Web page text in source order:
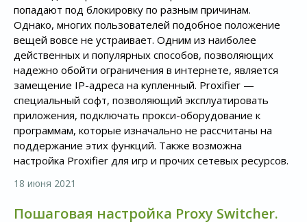
попадают под блокировку по разным причинам.
Однако, многих пользователей подобное положение
вещей вовсе не устраивает. Одним из наиболее
действенных и популярных способов, позволяющих
надежно обойти ограничения в интернете, является
замещение IP-адреса на купленный. Proxifier —
специальный софт, позволяющий эксплуатировать
приложения, подключать прокси-оборудование к
программам, которые изначально не рассчитаны на
поддержание этих функций. Также возможна
настройка Proxifier для игр и прочих сетевых ресурсов.
18 июня 2021
Пошаговая настройка Proxy Switcher.